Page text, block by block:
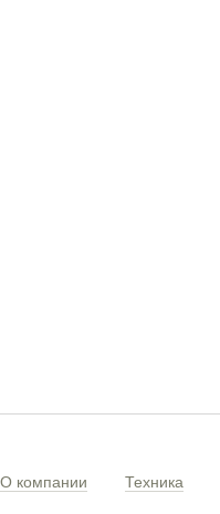
О компании Техника